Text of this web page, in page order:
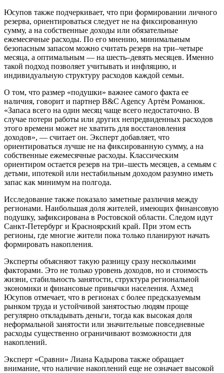
Юсупов также подчеркивает, что при формировании личного
резерва, ориентироваться следует не на фиксированную
сумму, а на собственные доходы или обязательные
ежемесячные расходы. По его мнению, минимальным
безопасным запасом можно считать резерв на три–четыре
месяца, а оптимальным — на шесть–девять месяцев. Именно
такой подход позволяет учитывать и инфляцию, и
индивидуальную структуру расходов каждой семьи.
О том, что размер «подушки» важнее самого факта ее
наличия, говорит и партнер B&C Agency Артём Романюк.
«Запаса всего на один месяц чаще всего недостаточно. В
случае потери работы или других непредвиденных расходов
этого времени может не хватить для восстановления
доходов», — считает он. Эксперт добавляет, что
ориентироваться лучше не на фиксированную сумму, а на
собственные ежемесячные расходы. Классическим
ориентиром остается резерв на три–шесть месяцев, а семьям с
детьми, ипотекой или нестабильным доходом разумно иметь
запас как минимум на полгода.
Исследование также показало заметные различия между
регионами. Наибольшая доля жителей, имеющих финансовую
подушку, зафиксирована в Ростовской области. Следом идут
Санкт-Петербург и Красноярский край. При этом есть
регионы, где многие жители пока только планируют начать
формировать накопления.
Эксперты объясняют такую разницу сразу несколькими
факторами. Это не только уровень доходов, но и стоимость
жизни, стабильность занятости, структура региональной
экономики и финансовые привычки населения. Ахмед
Юсупов отмечает, что в регионах с более предсказуемым
рынком труда и устойчивой занятостью людям проще
регулярно откладывать деньги, тогда как высокая доля
неформальной занятости или значительные повседневные
расходы существенно ограничивают возможности для
накоплений.
Эксперт «Сравни» Лиана Кадырова также обращает
внимание, что наличие накоплений еще не означает высокой